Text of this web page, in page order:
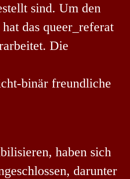
sind. Um den
das queer_referat
Die
binär freundliche
haben sich
darunter